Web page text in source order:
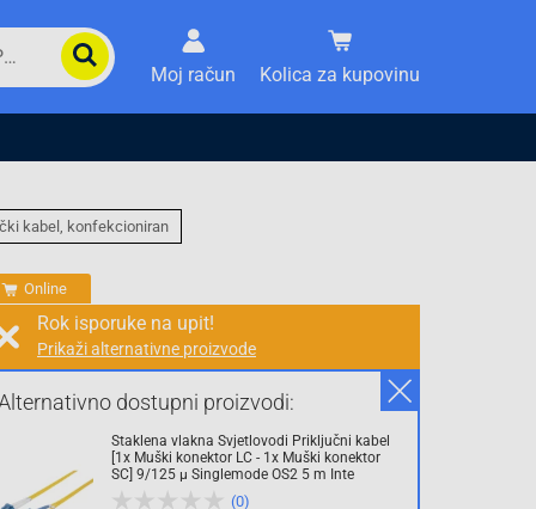
Moj račun Kolica za kupovinu
kabel, konfekcioniran
Online
dostupni proizvodi:
Staklena vlakna Svjetlovodi Priključni kabel
[1x Muški konektor LC - 1x Muški konektor
SC] 9/125 µ Singlemode OS2 5 m Inte
(0)
Rok isporuke na upit!
Prikaži alternativne proizvode
i slanje od: Architektengruppe S71 d.o.o.
Cijena na upit
0.00 KM